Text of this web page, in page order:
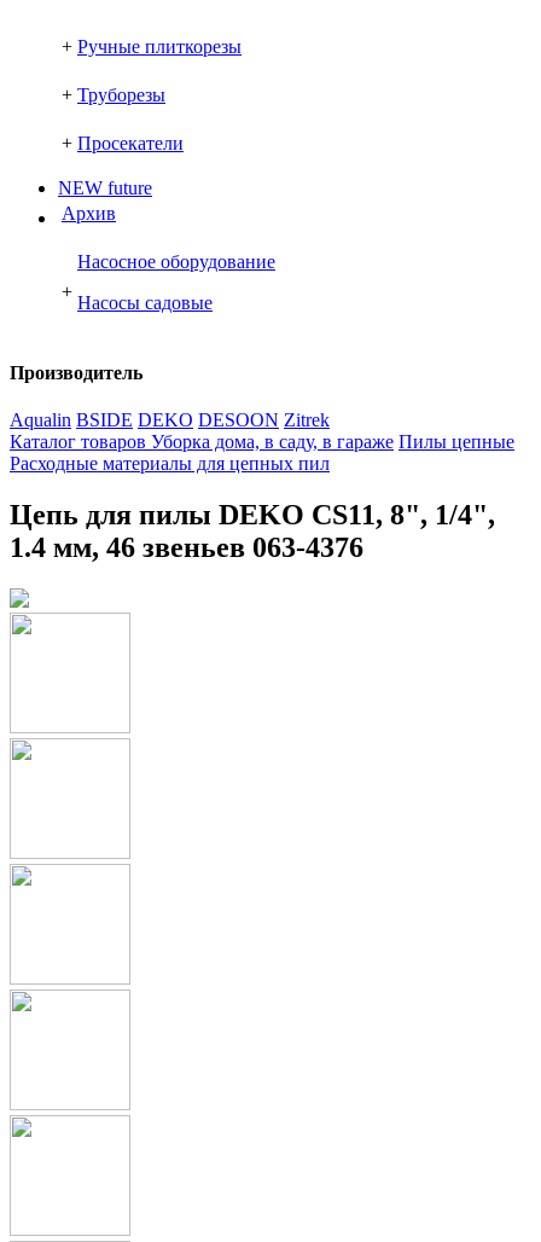
+ Ручные плиткорезы
+ Труборезы
+ Просекатели
NEW future
Архив
+
Насосное оборудование
Насосы садовые
Производитель
Aqualin BSIDE DEKO DESOON Zitrek
Каталог товаров Уборка дома, в саду, в гараже Пилы цепные
Расходные материалы для цепных пил
Цепь для пилы DEKO CS11, 8", 1/4",
1.4 мм, 46 звеньев 063-4376